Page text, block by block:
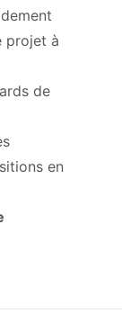
projet à
de
en